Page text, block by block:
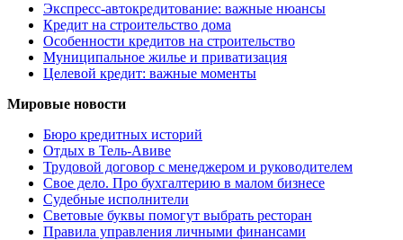
Экспресс-автокредитование: важные нюансы
Кредит на строительство дома
Особенности кредитов на строительство
Муниципальное жилье и приватизация
Целевой кредит: важные моменты
Мировые новости
Бюро кредитных историй
Отдых в Тель-Авиве
Трудовой договор с менеджером и руководителем
Свое дело. Про бухгалтерию в малом бизнесе
Судебные исполнители
Световые буквы помогут выбрать ресторан
Правила управления личными финансами